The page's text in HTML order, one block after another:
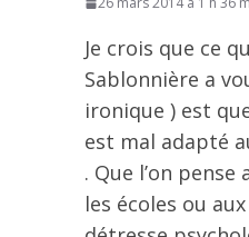
Je crois que ce
Sablonnière a
ironique ) est
est mal adapté
. Que l’on
les écoles ou